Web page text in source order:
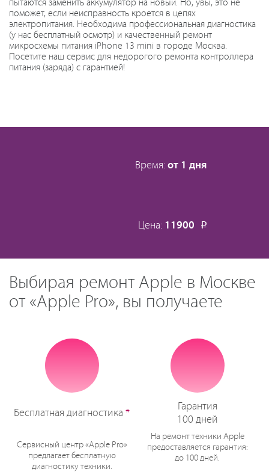
пытаются заменить аккумулятор на новый. Но, увы, это не
поможет, если неисправность кроется в цепях
электропитания. Необходима профессиональная диагностика
(у нас бесплатный осмотр) и качественный ремонт
микросхемы питания iPhone 13 mini в городе Москва.
Посетите наш сервис для недорогого ремонта контроллера
питания (заряда) с гарантией!
Время: от 1 дня
Цена: 11900 Р
Выбирая ремонт Apple в Москве
от «Apple Pro», вы получаете
Бесплатная диагностика *
Сервисный центр «Apple Pro»
предлагает бесплатную
диагностику техники.
Гарантия
100 дней
На ремонт техники Apple
предоставляется гарантия:
до 100 дней.